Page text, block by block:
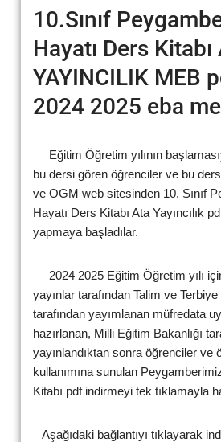
10.Sınıf
Hayatı Ders Kitabı
YAYINCILIK MEB
2024 2025 eba
Eğitim Öğretim yılının
bu dersi gören öğrenciler ve bu
ve OGM web sitesinden 10. Sınıf
Hayatı Ders Kitabı Ata Yayıncılık
yapmaya başladılar.
2024 2025 Eğitim Öğretim yılı
yayınlar tarafından Talim ve Terbiye
tarafından yayımlanan müfredata
hazırlanan, Milli Eğitim Bakanlığı
yayınlandıktan sonra öğrenciler ve
kullanımına sunulan
Kitabı pdf indirmeyi tek tıklamayla
Aşağıdaki bağlantıyı tıklayarak